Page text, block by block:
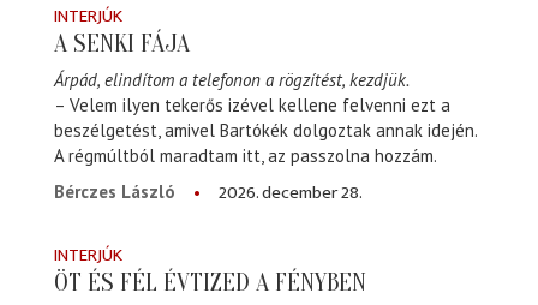
INTERJÚK
A SENKI FÁJA
Árpád, elindítom a telefonon a rögzítést, kezdjük.
– Velem ilyen tekerős izével kellene felvenni ezt a
beszélgetést, amivel Bartókék dolgoztak annak idején.
A régmúltból maradtam itt, az passzolna hozzám.
Bérczes László
2026. december 28.
INTERJÚK
ÖT ÉS FÉL ÉVTIZED A FÉNYBEN